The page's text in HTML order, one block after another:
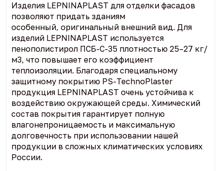
Изделия LEPNINAPLAST для отделки фасадов
позволяют придать зданиям
особенный, оригинальный внешний вид. Для
изделий LEPNINAPLAST используется
пенополистирол ПСБ-С-35 плотностью 25–27 кг/
м3, что повышает его коэффициент
теплоизоляции. Благодаря специальному
защитному покрытию PS-TechnoPlaster
продукция LEPNINAPLAST очень устойчива к
воздействию окружающей среды. Химический
состав покрытия гарантирует полную
влагонепроницаемость и максимальную
долговечность при использовании нашей
продукции в сложных климатических условиях
России.